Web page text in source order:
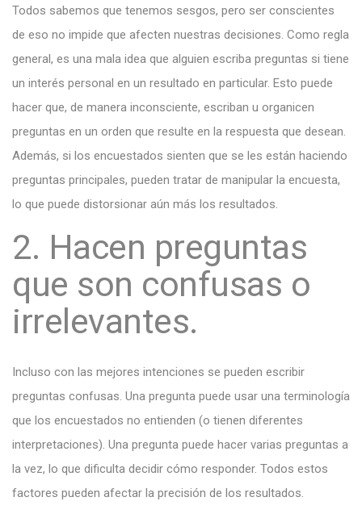
Todos sabemos que tenemos sesgos, pero ser conscientes
de eso no impide que afecten nuestras decisiones. Como regla
general, es una mala idea que alguien escriba preguntas si tiene
un interés personal en un resultado en particular. Esto puede
hacer que, de manera inconsciente, escriban u organicen
preguntas en un orden que resulte en la respuesta que desean.
Además, si los encuestados sienten que se les están haciendo
preguntas principales, pueden tratar de manipular la encuesta,
lo que puede distorsionar aún más los resultados.
2. Hacen preguntas
que son confusas o
irrelevantes.
Incluso con las mejores intenciones se pueden escribir
preguntas confusas. Una pregunta puede usar una terminología
que los encuestados no entienden (o tienen diferentes
interpretaciones). Una pregunta puede hacer varias preguntas a
la vez, lo que dificulta decidir cómo responder. Todos estos
factores pueden afectar la precisión de los resultados.